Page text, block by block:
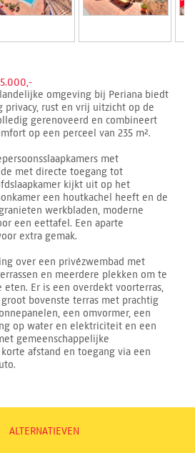
omgeving bij Periana biedt
privacy, rust en vrij uitzicht op de
gerenoveerd en combineert
op een perceel van 235 m².
met
met directe toegang tot
kijkt uit op het
een houtkachel heeft en de
werkbladen, moderne
een eettafel. Een aparte
extra gemak.
over een privézwembad met
en meerdere plekken om te
Er is een overdekt voorterras,
bovenste terras met prachtig
een omvormer, een
op water en elektriciteit en een
gemeenschappelijke
afstand en toegang via een
ALTERNATIEVEN